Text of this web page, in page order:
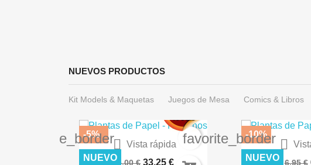
NUEVOS PRODUCTOS
Kit Models & Maquetas Juegos de Mesa Comics & Libros
favorite_border Vista rápida
Warhammer 40.000: Imperium...
35,00 € 33,25 €
-5%
NUEVO
favorite_border 
DESIERTO
6,95 €
-10%
NUEVO